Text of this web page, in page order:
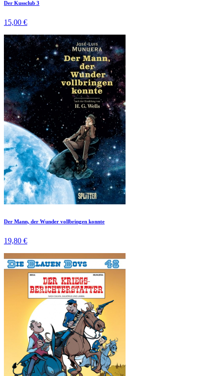
Der Kussclub 3
15,00 €
Der Mann, der Wunder vollbringen konnte
19,80 €